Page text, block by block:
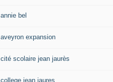
annie bel
aveyron expansion
cité scolaire jean jaurès
college jean jaures